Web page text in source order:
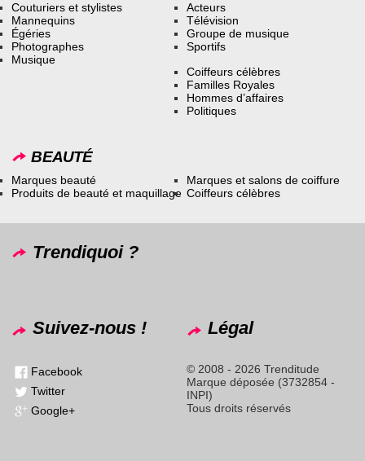
Couturiers et stylistes
Mannequins
Égéries
Photographes
Musique
Acteurs
Télévision
Groupe de musique
Sportifs
Coiffeurs célèbres
Familles Royales
Hommes d’affaires
Politiques
BEAUTÉ
Marques beauté
Produits de beauté et maquillage
Marques et salons de coiffure
Coiffeurs célèbres
Trendiquoi ?
Suivez-nous !
Facebook
Twitter
Google+
Légal
© 2008 - 2026 Trenditude
Marque déposée (3732854 -
INPI)
Tous droits réservés